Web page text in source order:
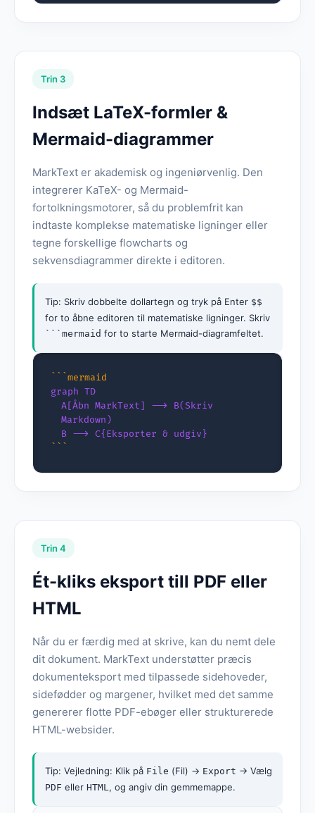
Trin 3
Indsæt LaTeX-formler &
Mermaid-diagrammer
MarkText er akademisk og ingeniørvenlig. Den
integrerer KaTeX- og Mermaid-
fortolkningsmotorer, så du problemfrit kan
indtaste komplekse matematiske ligninger eller
tegne forskellige flowcharts og
sekvensdiagrammer direkte i editoren.
Tip: Skriv dobbelte dollartegn og tryk på Enter $$
for to åbne editoren til matematiske ligninger. Skriv
```mermaid for to starte Mermaid-diagramfeltet.
```mermaid
graph TD
A[Åbn MarkText] --> B(Skriv
Markdown)
B --> C{Eksporter & udgiv}
Trin 4
Ét-kliks eksport till PDF eller
HTML
Når du er færdig med at skrive, kan du nemt dele
dit dokument. MarkText understøtter præcis
dokumenteksport med tilpassede sidehoveder,
sidefødder og margener, hvilket med det samme
genererer flotte PDF-ebøger eller strukturerede
HTML-websider.
Tip: Vejledning: Klik på File (Fil) -> Export -> Vælg
PDF eller HTML, og angiv din gemmemappe.